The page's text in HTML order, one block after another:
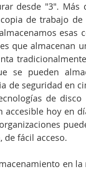
desde "3".
de trabajo
esas
que almacenan
se pueden
de seguridad en
de
accesible hoy en
de fácil acceso.
en